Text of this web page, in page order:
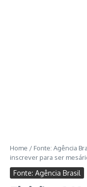
Home / Fonte: Agência
inscrever para ser
Fonte: Agência Brasil